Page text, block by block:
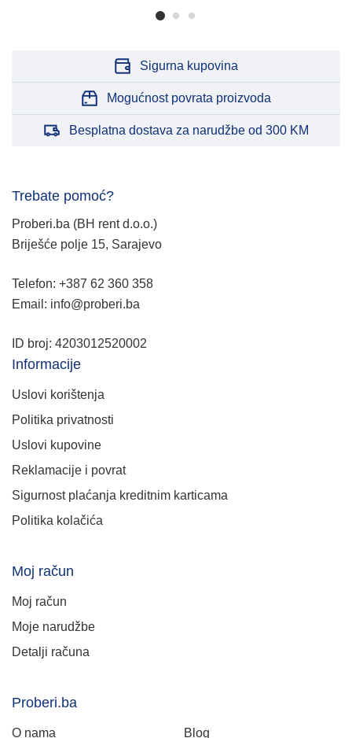
Sigurna kupovina
Mogućnost povrata proizvoda
Besplatna dostava za narudžbe od 300 KM
Trebate pomoć?
Proberi.ba (BH rent d.o.o.)
Briješće polje 15, Sarajevo
Telefon: +387 62 360 358
Email: info@proberi.ba
ID broj: 4203012520002
Informacije
Uslovi korištenja
Politika privatnosti
Uslovi kupovine
Reklamacije i povrat
Sigurnost plaćanja kreditnim karticama
Politika kolačića
Moj račun
Moj račun
Moje narudžbe
Detalji računa
Proberi.ba
O nama Blog